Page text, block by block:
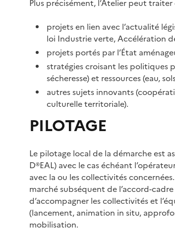
Plus précisément, l’Atelier peut
projets en lien avec l’actualité
loi Industrie verte, Accélération
projets portés par l’État
stratégies croisant les politiques
sécheresse) et ressources (eau,
autres sujets innovants
culturelle territoriale).
PILOTAGE
Le pilotage local de la démarche est
D®EAL) avec le cas échéant
avec la ou les collectivités
marché subséquent de l’accord-
d’accompagner les collectivités et
(lancement, animation in situ,
mobilisation.